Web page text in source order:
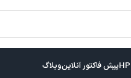
پیش فاکتور آنلاینوبلاگ